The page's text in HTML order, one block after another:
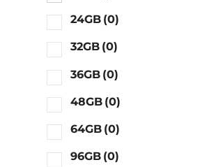
24GB (0)
32GB (0)
36GB (0)
48GB (0)
64GB (0)
96GB (0)